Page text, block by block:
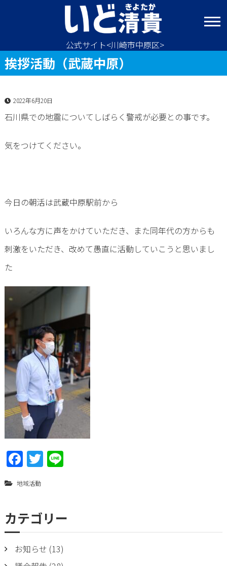
ツ
へ
ス
ッ
プ
公式サイト<川崎市中原区>
挨拶活動（武蔵中原）
2022年6月20日
石川県での地震についてしばらく警戒が必要との事です。
気をつけてください。
今日の朝活は武蔵中原駅前から
いろんな方に声をかけていただき、また同年代の方からも
刺激をいただき、改めて愚直に活動していこうと思いまし
た
F
a
ce
b
o
o
k
T
w
er
Li
地域活動
カテゴリー
お知らせ (13)